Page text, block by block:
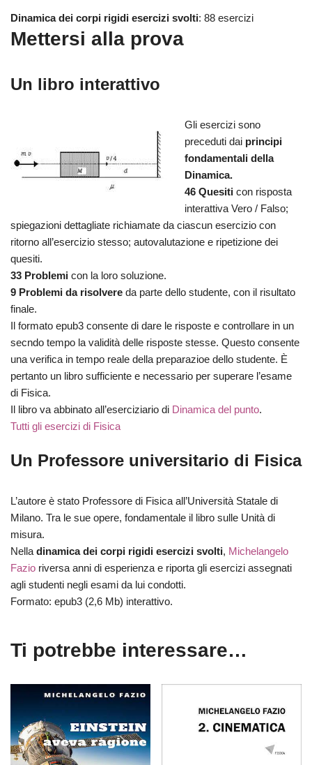
Dinamica dei corpi rigidi esercizi svolti: 88 esercizi
Mettersi alla prova
Un libro interattivo
Gli esercizi sono
preceduti dai principi
fondamentali della
Dinamica.
46 Quesiti con risposta
interattiva Vero / Falso;
spiegazioni dettagliate richiamate da ciascun esercizio con
ritorno all’esercizio stesso; autovalutazione e ripetizione dei
quesiti.
33 Problemi con la loro soluzione.
9 Problemi da risolvere da parte dello studente, con il risultato
finale.
Il formato epub3 consente di dare le risposte e controllare in un
secndo tempo la validità delle risposte stesse. Questo consente
una verifica in tempo reale della preparazioe dello studente. È
pertanto un libro sufficiente e necessario per superare l’esame
di Fisica.
Il libro va abbinato all’eserciziario di Dinamica del punto.
Tutti gli esercizi di Fisica
Un Professore universitario di Fisica
L’autore è stato Professore di Fisica all’Università Statale di
Milano. Tra le sue opere, fondamentale il libro sulle Unità di
misura.
Nella dinamica dei corpi rigidi esercizi svolti, Michelangelo
Fazio riversa anni di esperienza e riporta gli esercizi assegnati
agli studenti negli esami da lui condotti.
Formato: epub3 (2,6 Mb) interattivo.
Ti potrebbe interessare…